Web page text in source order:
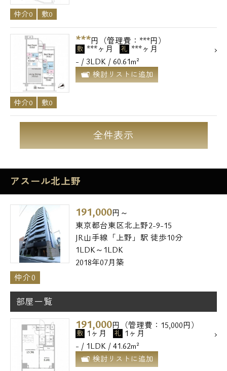
仲介0 敷0
***円（管理費：***円）
敷 ***ヶ月 礼 ***ヶ月
- / 3LDK / 60.61m²
検討リストに追加
仲介0 敷0
全件表示
アスール北上野
191,000円～
東京都台東区北上野2-9-15
JR山手線「上野」駅 徒歩10分
1LDK～1LDK
2018年07月築
仲介0
部屋一覧
191,000円（管理費：15,000円）
敷 1ヶ月 礼 1ヶ月
- / 1LDK / 41.62m²
検討リストに追加